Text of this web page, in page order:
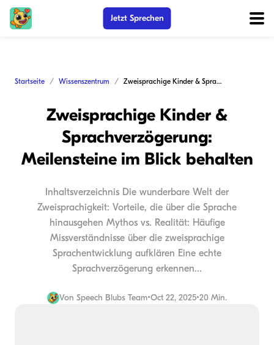
Jetzt Sprechen
Startseite Wissenszentrum Zweisprachige Kinder & Sprachverzögerung: Meilensteine im Blick behalten
Zweisprachige Kinder &
Sprachverzögerung:
Meilensteine im Blick behalten
Inhaltsverzeichnis Die wunderbare Welt der
Zweisprachigkeit: Vorteile, die über die Sprache
hinausgehen Mythos vs. Realität: Häufige
Missverständnisse über die zweisprachige
Sprachentwicklung aufklären Eine echte
Sprachverzögerung erkennen...
Von Speech Blubs Team•Oct 22, 2025•20 Min.